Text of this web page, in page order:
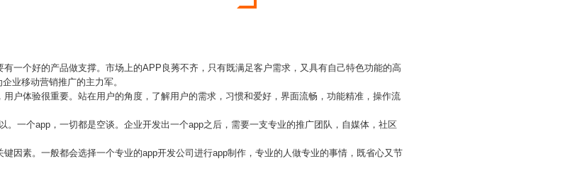
一个好的产品做支撑。市场上的APP良莠不齐，只有既满足客户需求，又具有自己特色功能的高
业移动营销推广的主力军。
户体验很重要。站在用户的角度，了解用户的需求，习惯和爱好，界面流畅，功能精准，操作流
。一个app，一切都是空谈。企业开发出一个app之后，需要一支专业的推广团队，自媒体，社区
因素。一般都会选择一个专业的app开发公司进行app制作，专业的人做专业的事情，既省心又节